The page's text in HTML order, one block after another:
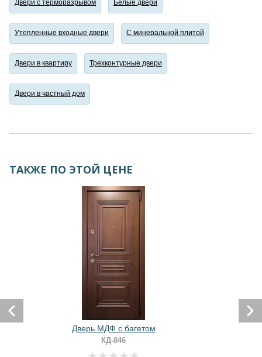
Двери с терморазрывом Белые двери
Утепленные входные двери С минеральной плитой
Двери в квартиру Трехконтурные двери
Двери в частный дом
ТАКЖЕ ПО ЭТОЙ ЦЕНЕ
Дверь МДФ с багетом
КД-846